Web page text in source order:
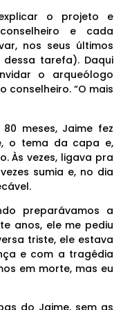
o projeto e
e cada
nos seus últimos
tarefa). Daqui
o arqueólogo
conselheiro. “O mais
meses, Jaime fez
o tema da capa e,
Às vezes, ligava pra
sumia e, no dia
preparávamos a
anos, ele me pediu
triste, ele estava
e com a tragédia
em morte, mas eu